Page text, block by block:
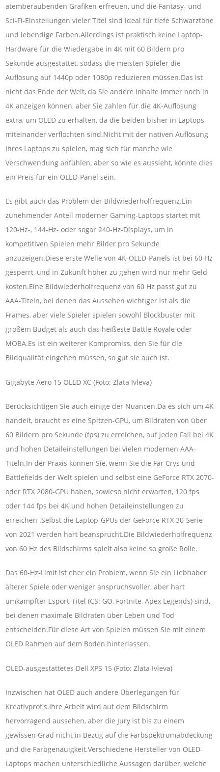
atemberaubenden Grafiken erfreuen, und die Fantasy- und
Sci-Fi-Einstellungen vieler Titel sind ideal für tiefe Schwarztöne
und lebendige Farben.Allerdings ist praktisch keine Laptop-
Hardware für die Wiedergabe in 4K mit 60 Bildern pro
Sekunde ausgestattet, sodass die meisten Spieler die
Auflösung auf 1440p oder 1080p reduzieren müssen.Das ist
nicht das Ende der Welt, da Sie andere Inhalte immer noch in
4K anzeigen können, aber Sie zahlen für die 4K-Auflösung
extra, um OLED zu erhalten, da die beiden bisher in Laptops
miteinander verflochten sind.Nicht mit der nativen Auflösung
Ihres Laptops zu spielen, mag sich für manche wie
Verschwendung anfühlen, aber so wie es aussieht, könnte dies
ein Preis für ein OLED-Panel sein.
Es gibt auch das Problem der Bildwiederholfrequenz.Ein
zunehmender Anteil moderner Gaming-Laptops startet mit
120-Hz-, 144-Hz- oder sogar 240-Hz-Displays, um in
kompetitiven Spielen mehr Bilder pro Sekunde
anzuzeigen.Diese erste Welle von 4K-OLED-Panels ist bei 60 Hz
gesperrt, und in Zukunft höher zu gehen wird nur mehr Geld
kosten.Eine Bildwiederholfrequenz von 60 Hz passt gut zu
AAA-Titeln, bei denen das Aussehen wichtiger ist als die
Frames, aber viele Spieler spielen sowohl Blockbuster mit
großem Budget als auch das heißeste Battle Royale oder
MOBA.Es ist ein weiterer Kompromiss, den Sie für die
Bildqualität eingehen müssen, so gut sie auch ist.
Gigabyte Aero 15 OLED XC (Foto: Zlata Ivleva)
Berücksichtigen Sie auch einige der Nuancen.Da es sich um 4K
handelt, braucht es eine Spitzen-GPU, um Bildraten von über
60 Bildern pro Sekunde (fps) zu erreichen, auf jeden Fall bei 4K
und hohen Detaileinstellungen bei vielen modernen AAA-
Titeln.In der Praxis können Sie, wenn Sie die Far Crys und
Battlefields der Welt spielen und selbst eine GeForce RTX 2070-
oder RTX 2080-GPU haben, sowieso nicht erwarten, 120 fps
oder 144 fps bei 4K und hohen Detaileinstellungen zu
erreichen .Selbst die Laptop-GPUs der GeForce RTX 30-Serie
von 2021 werden hart beansprucht.Die Bildwiederholfrequenz
von 60 Hz des Bildschirms spielt also keine so große Rolle.
Das 60-Hz-Limit ist eher ein Problem, wenn Sie ein Liebhaber
älterer Spiele oder weniger anspruchsvoller, aber hart
umkämpfter Esport-Titel (CS: GO, Fortnite, Apex Legends) sind,
bei denen maximale Bildraten über Leben und Tod
entscheiden.Für diese Art von Spielen müssen Sie mit einem
OLED Rahmen auf dem Boden hinterlassen.
OLED-ausgestattetes Dell XPS 15 (Foto: Zlata Ivleva)
Inzwischen hat OLED auch andere Überlegungen für
Kreativprofis.Ihre Arbeit wird auf dem Bildschirm
hervorragend aussehen, aber die Jury ist bis zu einem
gewissen Grad nicht in Bezug auf die Farbspektrumabdeckung
und die Farbgenauigkeit.Verschiedene Hersteller von OLED-
Laptops machen unterschiedliche Aussagen darüber, welche